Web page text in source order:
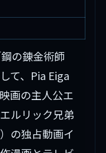
の錬金術師
て、Pia Eiga
画の主人公エ
ルリック兄弟
の独占動画イ